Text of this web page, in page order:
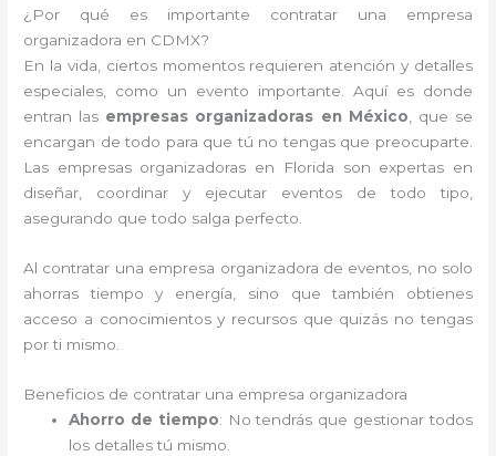
¿Por qué es importante contratar una empresa
organizadora en CDMX?
En la vida, ciertos momentos requieren atención y detalles
especiales, como un evento importante. Aquí es donde
entran las empresas organizadoras en México , que se
encargan de todo para que tú no tengas que preocuparte.
Las empresas organizadoras en Florida son expertas en
diseñar, coordinar y ejecutar eventos de todo tipo,
asegurando que todo salga perfecto.
Al contratar una empresa organizadora de eventos, no solo
ahorras tiempo y energía, sino que también obtienes
acceso a conocimientos y recursos que quizás no tengas
por ti mismo.
Beneficios de contratar una empresa organizadora
Ahorro de tiempo: No tendrás que gestionar todos
los detalles tú mismo.